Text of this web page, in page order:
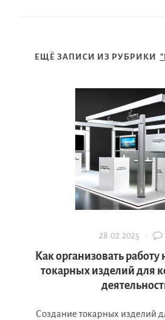
ЕЩЁ ЗАПИСИ ИЗ РУБРИКИ
28.02.2025 ·
Как организовать
токарных изделий для
Создание токарных изделий